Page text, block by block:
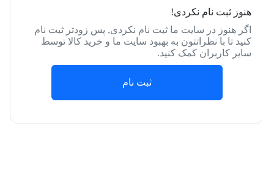
هنوز ثبت نام نکردی!
اگر هنوز در سایت ما ثبت نام نکردی, پس زودتر ثبت نام
کنید تا با نظراتتون به بهبود سایت ما و خرید کالا توسط
سایر کاربران کمک کنید.
ثبت نام